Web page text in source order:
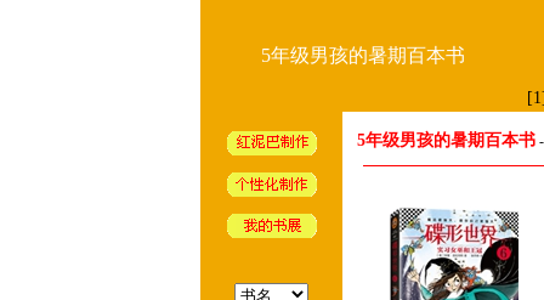
5年级男孩的暑期百本书
5年级男孩的暑期百本书